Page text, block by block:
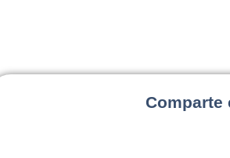
Comparte